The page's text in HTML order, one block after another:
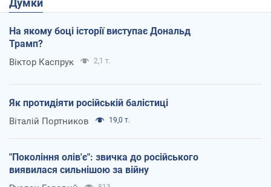
Думки
На якому боці історії виступає Дональд
Трамп?
Віктор Каспрук 2,1 т.
Як протидіяти російській балістиці
Віталій Портников 19,0 т.
"Покоління олів'є": звичка до російського
виявилася сильнішою за війну